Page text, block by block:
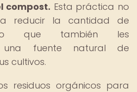
compost. Esta práctica no
reducir la cantidad de
que también les
una fuente natural de
cultivos.
residuos orgánicos para